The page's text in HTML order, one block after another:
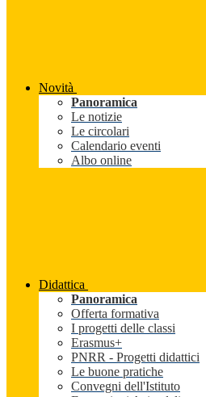
Novità
Panoramica
Le notizie
Le circolari
Calendario eventi
Albo online
Didattica
Panoramica
Offerta formativa
I progetti delle classi
Erasmus+
PNRR - Progetti didattici
Le buone pratiche
Convegni dell'Istituto